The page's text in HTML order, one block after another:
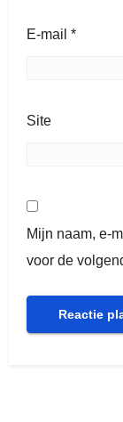
E-mail *
Site
Mijn naam, e-
voor de